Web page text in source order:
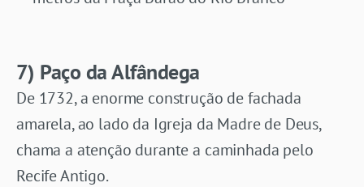
7) Paço da Alfândega
De 1732, a enorme construção de fachada
amarela, ao lado da Igreja da Madre de Deus,
chama a atenção durante a caminhada pelo
Recife Antigo.